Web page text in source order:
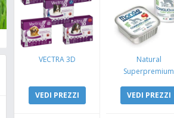
VECTRA 3D
VEDI PREZZI
Natural
Superpremium
Coniglio e Mela
VEDI PREZZI